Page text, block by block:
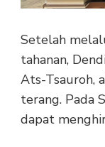
Setelah
tahanan,
Ats-Tsauroh,
terang. Pada
dapat